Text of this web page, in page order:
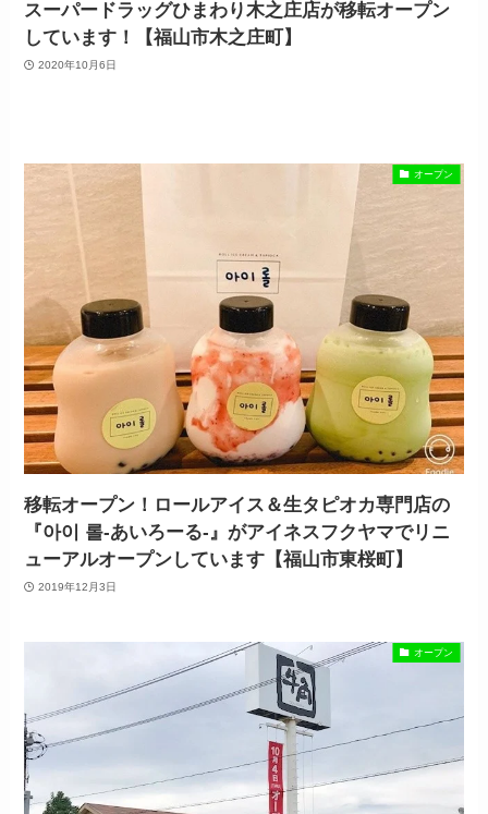
スーパードラッグひまわり木之庄店が移転オープン
しています！【福山市木之庄町】
2020年10月6日
オープン
移転オープン！ロールアイス＆生タピオカ専門店の
『아이 롤-あいろーる-』がアイネスフクヤマでリニ
ューアルオープンしています【福山市東桜町】
2019年12月3日
オープン